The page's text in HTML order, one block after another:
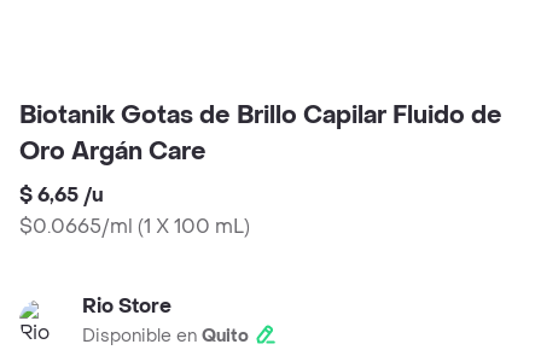
Biotanik Gotas de Brillo Capilar Fluido de
Oro Argán Care
$ 6,65 /u
$0.0665/ml (1 X 100 mL)
Rio Store
Disponible en Quito